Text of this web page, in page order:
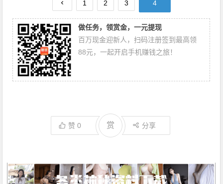
1 2 3 4
做任务，领赏金，一元提现
百万现金迎新人，扫码注册签到最高领
88元，一起开启手机赚钱之旅！
赞0 赏 分享